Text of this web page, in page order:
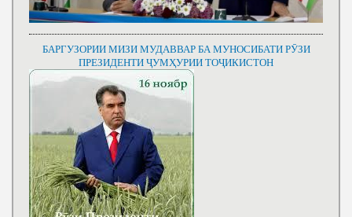
БАРГУЗОРИИ МИЗИ МУДАВВАР БА МУНОСИБАТИ РӮЗИ
ПРЕЗИДЕНТИ ҶУМҲУРИИ ТОҶИКИСТОН